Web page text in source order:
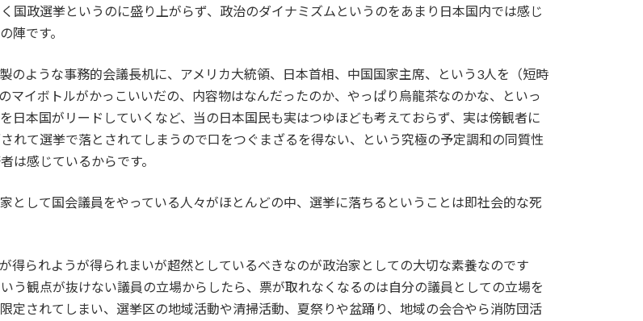
国政選挙というのに盛り上がらず、政治のダイナミズムというのをあまり日本国内では感じ
陣です。
のような事務的会議長机に、アメリカ大統領、日本首相、中国国家主席、という3人を（短時
マイボトルがかっこいいだの、内容物はなんだったのか、やっぱり烏龍茶なのかな、といっ
日本国がリードしていくなど、当の日本国民も実はつゆほども考えておらず、実は傍観者に
れて選挙で落とされてしまうので口をつぐまざるを得ない、という究極の予定調和の同質性
は感じているからです。
として国会議員をやっている人々がほとんどの中、選挙に落ちるということは即社会的な死
得られようが得られまいが超然としているべきなのが政治家としての大切な素養なのです
う観点が抜けない議員の立場からしたら、票が取れなくなるのは自分の議員としての立場を
定されてしまい、選挙区の地域活動や清掃活動、夏祭りや盆踊り、地域の会合やら消防団活